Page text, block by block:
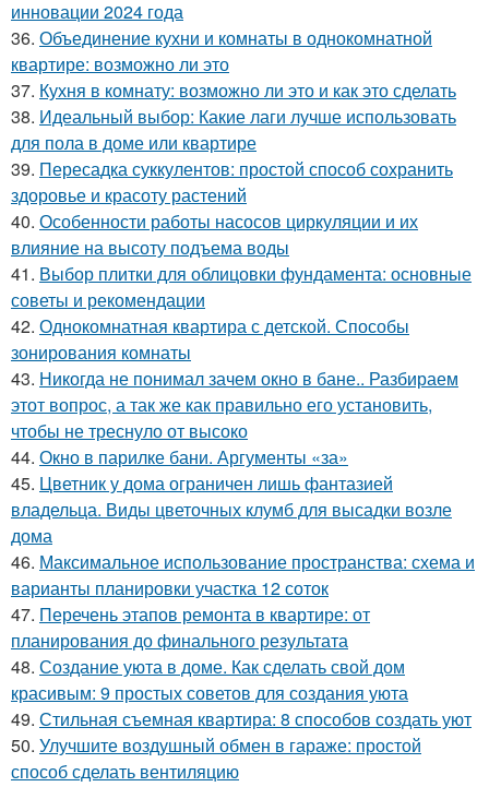
инновации 2024 года
36. Объединение кухни и комнаты в однокомнатной
квартире: возможно ли это
37. Кухня в комнату: возможно ли это и как это сделать
38. Идеальный выбор: Какие лаги лучше использовать
для пола в доме или квартире
39. Пересадка суккулентов: простой способ сохранить
здоровье и красоту растений
40. Особенности работы насосов циркуляции и их
влияние на высоту подъема воды
41. Выбор плитки для облицовки фундамента: основные
советы и рекомендации
42. Однокомнатная квартира с детской. Способы
зонирования комнаты
43. Никогда не понимал зачем окно в бане.. Разбираем
этот вопрос, а так же как правильно его установить,
чтобы не треснуло от высоко
44. Окно в парилке бани. Аргументы «за»
45. Цветник у дома ограничен лишь фантазией
владельца. Виды цветочных клумб для высадки возле
дома
46. Максимальное использование пространства: схема и
варианты планировки участка 12 соток
47. Перечень этапов ремонта в квартире: от
планирования до финального результата
48. Создание уюта в доме. Как сделать свой дом
красивым: 9 простых советов для создания уюта
49. Стильная съемная квартира: 8 способов создать уют
50. Улучшите воздушный обмен в гараже: простой
способ сделать вентиляцию